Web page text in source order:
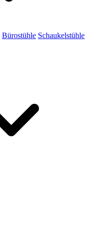
Bürostühle Schaukelstühle